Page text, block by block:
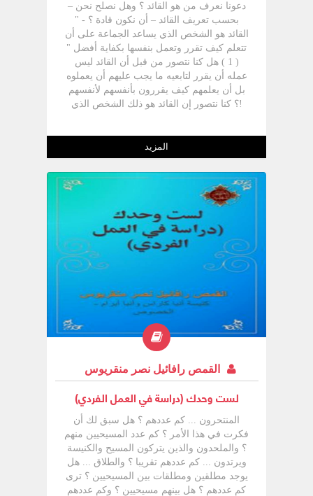
دعونا نعرف من هو القائد ؟ وهل نصلح نحن –
بحسب تعريف القائد – أن نكون قادة ؟ - "
القائد هو الشخص الذي يساعد الجماعة على أن
تتعلم كيف تقرر وتعمل بنفسها بكفاية أفضل "
( 1 ) هل كنا نتصور من قبل أن القائد ليس
عمله أن يقرر لتابعيه ما يجب عليهم أن يعملوه
بل أن يعلمهم كيف يقررون بأنفسهم لأنفسهم
!؟ كنا نتصور إن القائد هو ذلك الشخص الذي
فقط مساعدة تابعيه لكي يتعلموا أن يقرروا
وان يعملوا بكفاية وكفاءة أعلى . هناك أيضا
تعريف آخر للقائد : " هو المحرك لنشاط
والجماعة في السعي لتحقيق هدف مشترك " (
2 ) وبناء على ما سبق نستطيع أن نتصور عملية
القيادة ككل كما يلي : ( 3 )
المزيد
القمص رافائيل نصر منقريوس
لست وحدك (دراسة في العمل الفردي)
المنتحرون ... كم عددهم ؟ هل سبق لك أن
فكرت في هذا الأمر ؟ كم عدد المسيحيين منهم
؟ والملحدون والذين يتركون المسيح والكنيسة
ويرتدون ... كم عددهم تقريبا ؟ والطلاق ... هل
يوجد مطلقين ومطلقات بين المسيحيين ؟ تری
کم عددهم ؟ هل بينهم مسيحيين ؟ وكم عددهم